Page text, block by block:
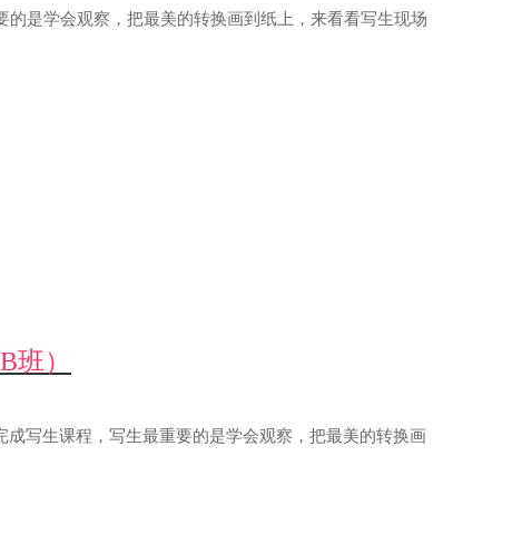
是学会观察，把最美的转换画到纸上，来看看写生现场
）
写生课程，写生最重要的是学会观察，把最美的转换画